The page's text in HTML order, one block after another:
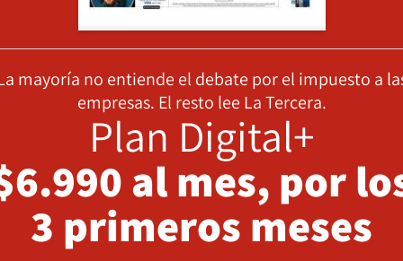
mayoría no entiende el debate por el impuesto a
empresas. El resto lee La Tercera.
Plan Digital+
al mes, por
3 primeros meses